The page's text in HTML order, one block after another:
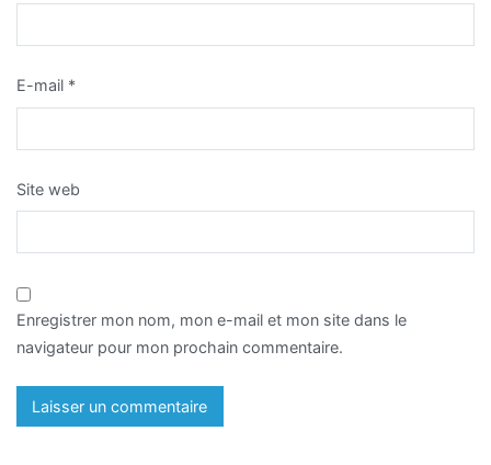
E-mail *
Site web
Enregistrer mon nom, mon e-mail et mon site dans le
navigateur pour mon prochain commentaire.